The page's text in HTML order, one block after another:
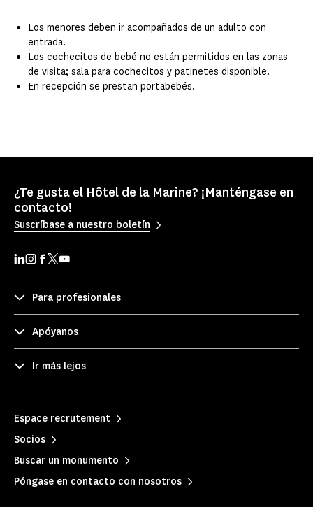
Los menores deben ir acompañados de un adulto con
entrada.
Los cochecitos de bebé no están permitidos en las zonas
de visita; sala para cochecitos y patinetes disponible.
En recepción se prestan portabebés.
¿Te gusta el Hôtel de la Marine? ¡Manténgase en
contacto!
Suscríbase a nuestro boletín
Para profesionales
Apóyanos
Ir más lejos
Espace recrutement
Socios
Buscar un monumento
Póngase en contacto con nosotros